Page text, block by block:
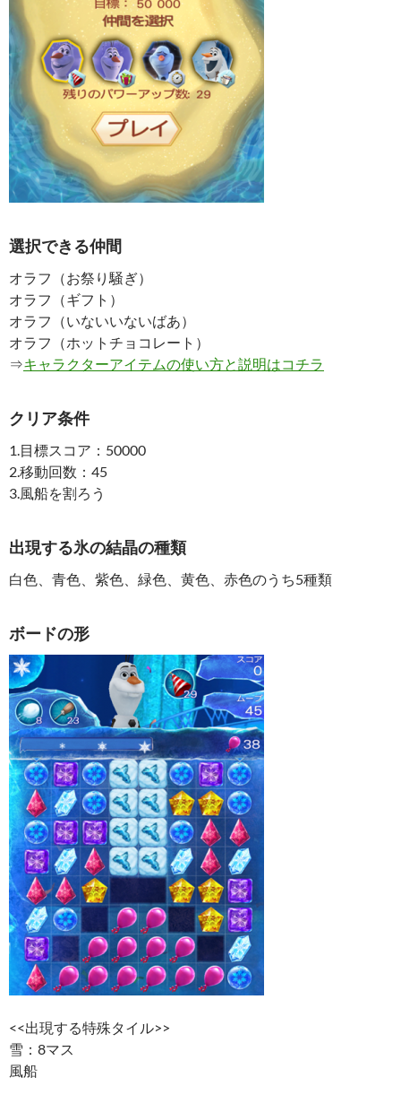
選択できる仲間
オラフ（お祭り騒ぎ）
オラフ（ギフト）
オラフ（いないいないばあ）
オラフ（ホットチョコレート）
⇒キャラクターアイテムの使い方と説明はコチラ
クリア条件
1.目標スコア：50000
2.移動回数：45
3.風船を割ろう
出現する氷の結晶の種類
白色、青色、紫色、緑色、黄色、赤色のうち5種類
ボードの形
<<出現する特殊タイル>>
雪：8マス
風船